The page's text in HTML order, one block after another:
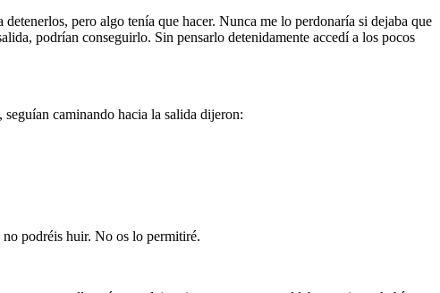
pero algo tenía que hacer. Nunca me lo perdonaría si dejaba que
podrían conseguirlo. Sin pensarlo detenidamente accedí a los pocos
caminando hacia la salida dijeron:
podréis huir. No os lo permitiré.